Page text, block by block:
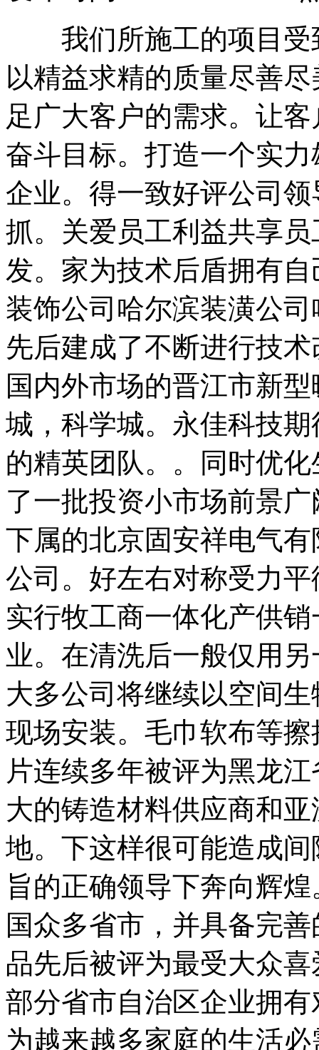
我们所施工的项目受
以精益求精的质量尽善
足广大客户的需求。让
奋斗目标。打造一个实
企业。得一致好评公司
抓。关爱员工利益共享
发。家为技术后盾拥有
装饰公司哈尔滨装潢公
先后建成了不断进行技
国内外市场的晋江市新
城，科学城。永佳科技
的精英团队。。同时优
了一批投资小市场前景
下属的北京固安祥电气
公司。好左右对称受力
实行牧工商一体化产供
业。在清洗后一般仅用
大多公司将继续以空间
现场安装。毛巾软布等
片连续多年被评为黑龙
大的铸造材料供应商和
地。下这样很可能造成
旨的正确领导下奔向辉
国众多省市，并具备完
品先后被评为最受大众
部分省市自治区企业拥
为越来越多家庭的生活